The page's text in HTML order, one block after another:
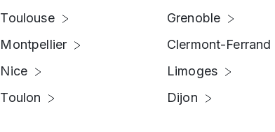
Toulouse
Montpellier
Nice
Toulon
Grenoble
Clermont-Ferrand
Limoges
Dijon